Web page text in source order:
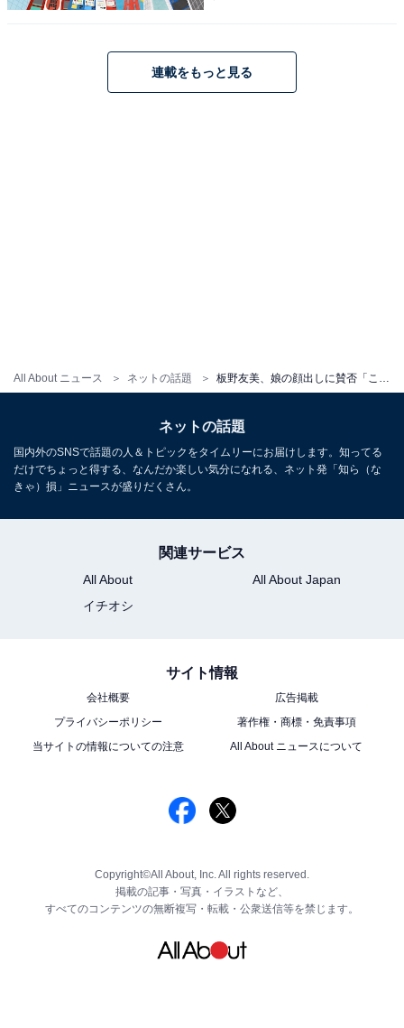
All About ニュース ネットの話題
連載をもっと見る
ネットの話題
国内外のSNSで話題の人＆トピックをタイムリーにお届けします。知ってる
だけでちょっと得する、なんだか楽しい気分になれる、ネット発「知ら（な
きゃ）損」ニュースが盛りだくさん。
関連サービス
All About
All About Japan
イチオシ
サイト情報
会社概要
広告掲載
プライバシーポリシー
著作権・商標・免責事項
当サイトの情報についての注意
All About ニュースについて
Copyright©All About, Inc. All rights reserved.
掲載の記事・写真・イラストなど、
すべてのコンテンツの無断複写・転載・公衆送信等を禁じます。